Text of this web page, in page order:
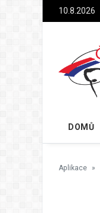
Na hlavní obsah10.8.2026
DOMŮ
Aplikace